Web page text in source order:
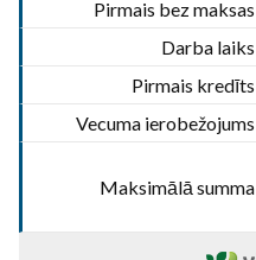
Pirmais bez maksas
Darba laiks
Pirmais kredīts
Vecuma ierobežojums
Maksimālā summa